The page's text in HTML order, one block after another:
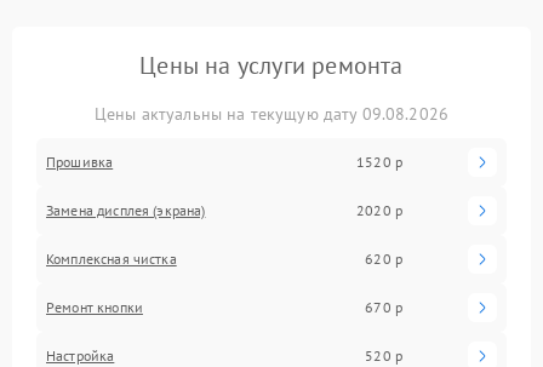
Цены на услуги ремонта
Цены актуальны на текущую дату 09.08.2026
Прошивка 1520 р
Замена дисплея (экрана) 2020 р
Комплексная чистка 620 р
Ремонт кнопки 670 р
Настройка 520 р